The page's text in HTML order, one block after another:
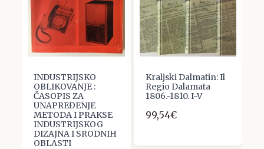
INDUSTRIJSKO
OBLIKOVANJE :
ČASOPIS ZA
UNAPREĐENJE
METODA I PRAKSE
INDUSTRIJSKOG
DIZAJNA I SRODNIH
OBLASTI
Kraljski Dalmatin: Il
Regio Dalamata
1806.-1810. I-V
99,54€